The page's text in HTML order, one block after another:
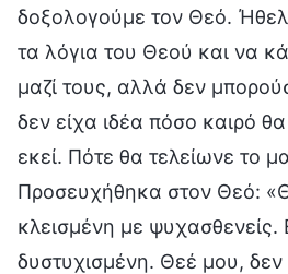
δοξολογούμε τον Θεό.
τα λόγια του Θεού και να
μαζί τους, αλλά δεν
δεν είχα ιδέα πόσο καιρό
εκεί. Πότε θα τελείωνε το
Προσευχήθηκα στον Θεό:
κλεισμένη με ψυχασθενείς.
δυστυχισμένη. Θεέ μου,